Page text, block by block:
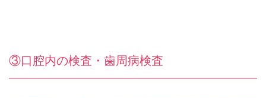
③口腔内の検査・歯周病検査